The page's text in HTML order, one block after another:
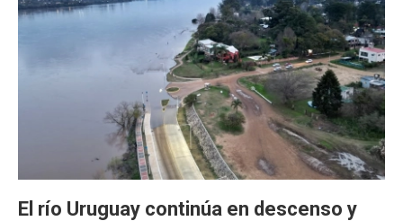
El río Uruguay continúa en descenso y